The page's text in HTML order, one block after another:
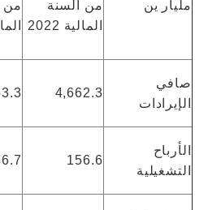
مليار ين
من السنة
المالية 2022
من
صافي
الإيرادات
4,662.3
الأرباح
التشغيلية
156.6